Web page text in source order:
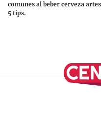
comunes al beber cerveza
5 tips.